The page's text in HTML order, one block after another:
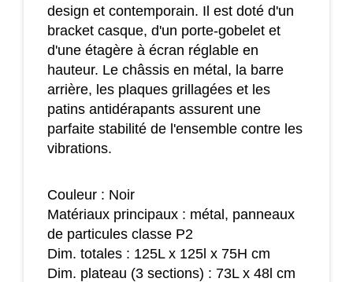
design et contemporain. Il est doté d'un
bracket casque, d'un porte-gobelet et
d'une étagère à écran réglable en
hauteur. Le châssis en métal, la barre
arrière, les plaques grillagées et les
patins antidérapants assurent une
parfaite stabilité de l'ensemble contre les
vibrations.
Couleur : Noir
Matériaux principaux : métal, panneaux
de particules classe P2
Dim. totales : 125L x 125l x 75H cm
Dim. plateau (3 sections) : 73L x 48l cm